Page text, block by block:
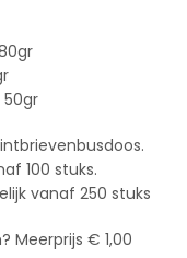
50gr
100 stuks.
vanaf 250 stuks
Meerprijs € 1,00